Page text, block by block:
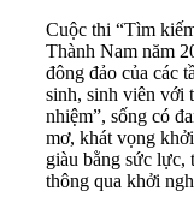
Cuộc thi “Tìm
Thành Nam năm
đông đảo của các
sinh, sinh viên với
nhiệm”, sống có
mơ, khát vọng
giàu bằng sức lực,
thông qua khởi